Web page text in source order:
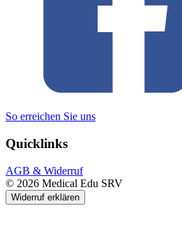
So erreichen Sie uns
Quicklinks
AGB & Widerruf
© 2026 Medical Edu SRV
Widerruf erklären